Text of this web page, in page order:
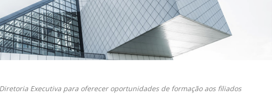
Executiva para oferecer oportunidades de formação aos filiados